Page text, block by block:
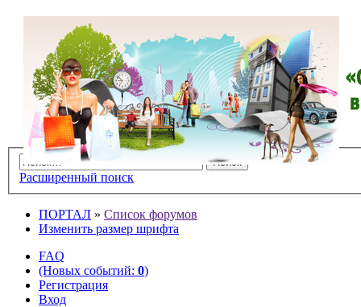
Расширенный поиск
ПОРТАЛ » Список форумов
Изменить размер шрифта
FAQ
(Новых событий: 0)
Регистрация
Вход